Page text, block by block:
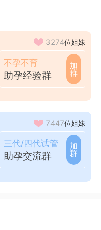
3274位姐妹
不孕不育
助孕经验群
加
群
7447位姐妹
三代/四代试管
助孕交流群
加
群